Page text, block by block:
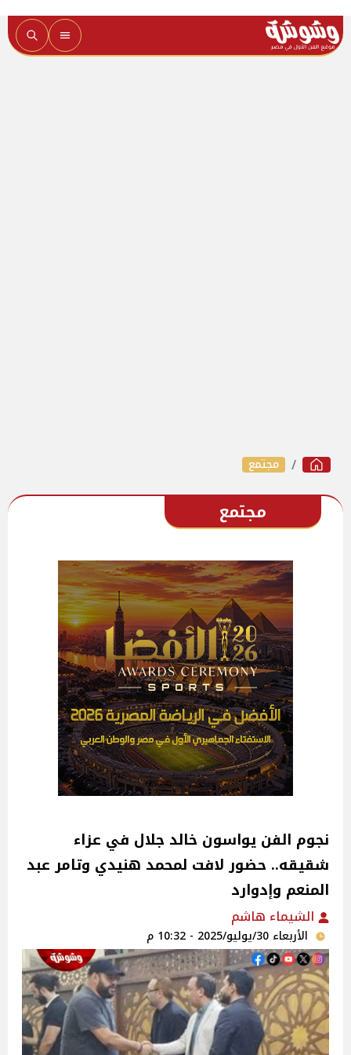
مجتمع
مجتمع
نجوم الفن يواسون خالد جلال في عزاء
شقيقه.. حضور لافت لمحمد هنيدي وتامر عبد
المنعم وإدوارد
الشيماء هاشم
الأربعاء 30/يوليو/2025 - 10:32 م